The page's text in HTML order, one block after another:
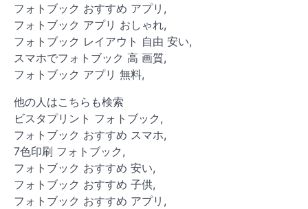
フォトブック おすすめ アプリ,
フォトブック アプリ おしゃれ,
フォトブック レイアウト 自由 安い,
スマホでフォトブック 高 画質,
フォトブック アプリ 無料,
他の人はこちらも検索
ビスタプリント フォトブック,
フォトブック おすすめ スマホ,
7色印刷 フォトブック,
フォトブック おすすめ 安い,
フォトブック おすすめ 子供,
フォトブック おすすめ アプリ,